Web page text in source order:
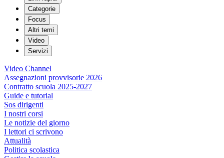
Categorie
Focus
Altri temi
Video
Servizi
Video Channel
Assegnazioni provvisorie 2026
Contratto scuola 2025-2027
Guide e tutorial
Sos dirigenti
I nostri corsi
Le notizie del giorno
I lettori ci scrivono
Attualità
Politica scolastica